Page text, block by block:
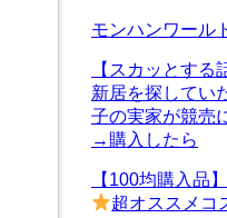
モンハンワール
【スカッとす
新居を探してい
子の実家が競売
→購入したら
【100均購入品
超オススメコ